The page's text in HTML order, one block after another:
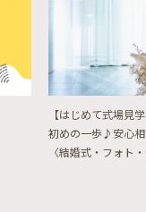
【はじめて式場見
初めの一歩♪安心
〈結婚式・フォト